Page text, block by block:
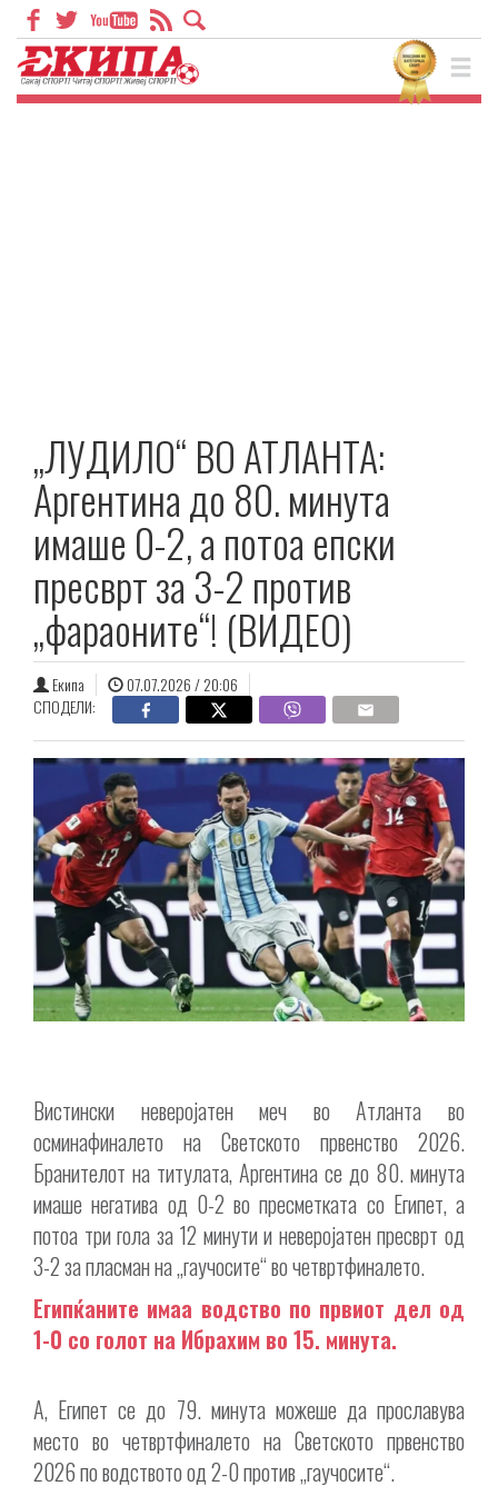
„ЛУДИЛО“ ВО АТЛАНТА:
Аргентина до 80. минута
имаше 0-2, а потоа епски
пресврт за 3-2 против
„фараоните“! (ВИДЕО)
Екипа
07.07.2026 / 20:06
СПОДЕЛИ:
Вистински неверојатен меч во Атланта во
осминафиналето на Светското првенство 2026.
Бранителот на титулата, Аргентина се до 80. минута
имаше негатива од 0-2 во пресметката со Египет, а
потоа три гола за 12 минути и неверојатен пресврт од
3-2 за пласман на „гаучосите“ во четвртфиналето.
Египќаните имаа водство по првиот дел од
1-0 со голот на Ибрахим во 15. минута.
А, Египет се до 79. минута можеше да прославува
место во четвртфиналето на Светското првенство
2026 по водството од 2-0 против „гаучосите“.